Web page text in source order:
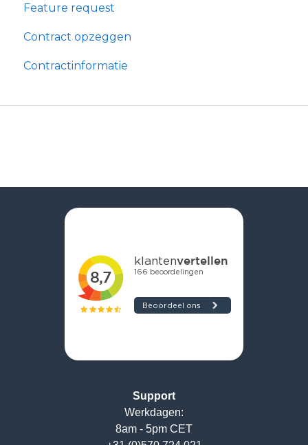
Feature request
Contract opzeggen
Contractinformatie
Support
Werkdagen:
8am - 5pm CET